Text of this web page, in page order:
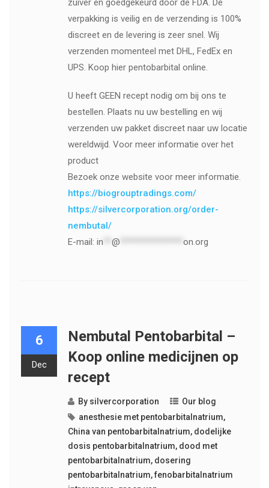
zuiver en goedgekeurd door de FDA. De
verpakking is veilig en de verzending is 100%
discreet en de levering is zeer snel. Wij
verzenden momenteel met DHL, FedEx en
UPS. Koop hier pentobarbital online.
U heeft GEEN recept nodig om bij ons te
bestellen. Plaats nu uw bestelling en wij
verzenden uw pakket discreet naar uw locatie
wereldwijd. Voor meer informatie over het
product
Bezoek onze website voor meer informatie.
https://biogrouptradings.com/
https://silvercorporation.org/order-
nembutal/
E-mail: in @ on.org
6
Dec
Nembutal Pentobarbital –
Koop online medicijnen op
recept
By silvercorporation
Our blog
anesthesie met pentobarbitalnatrium,
China van pentobarbitalnatrium, dodelijke
dosis pentobarbitalnatrium, dood met
pentobarbitalnatrium, dosering
pentobarbitalnatrium,fenobarbitalnatrium